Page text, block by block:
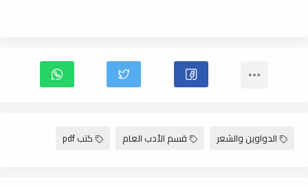
الدواوين والشعر قسم الأدب العام كتب pdf